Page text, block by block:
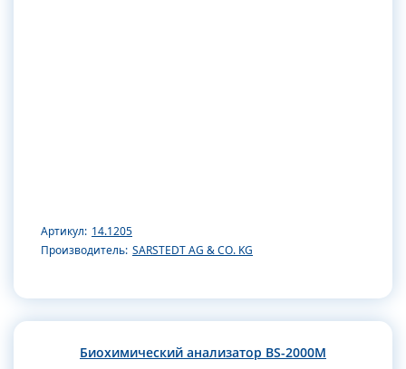
Артикул: 14.1205
Производитель: SARSTEDT AG & CO. KG
Биохимический анализатор BS-2000M